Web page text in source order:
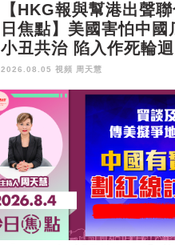
【HKG報與幫港出聲
日焦點】美國害怕中國
小丑共治 陷入作死輪迴
2026.08.05 視頻 周天慧